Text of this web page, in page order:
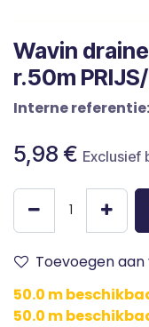
Wavin
r.50m
Interne referentie:
5,98 € Exclusief
Toevoegen
50.0 m
50.0 m